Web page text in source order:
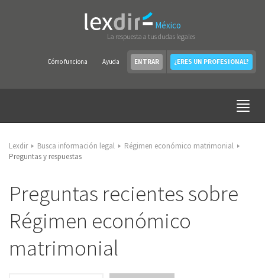
México
La respuesta a tus dudas legales
Cómo funciona Ayuda ENTRAR ¿ERES UN PROFESIONAL?
Lexdir Busca información legal
Régimen económico matrimonial
Preguntas y respuestas
Preguntas recientes sobre
Régimen económico
matrimonial